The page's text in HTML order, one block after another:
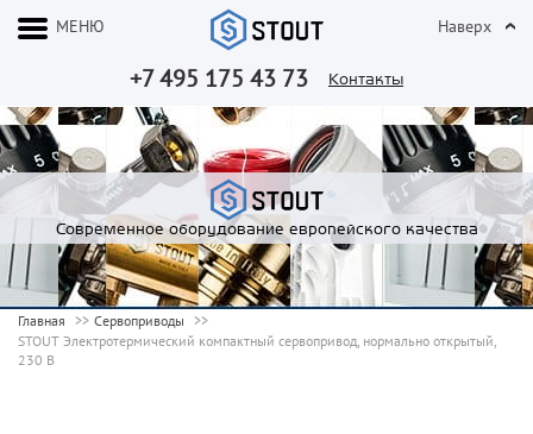
+7 495 175 43 73 Контакты
МЕНЮ Наверх
Современное оборудование европейского качества
Главная
Сервоприводы
STOUT Электротермический компактный сервопривод, нормально открытый,
230 В